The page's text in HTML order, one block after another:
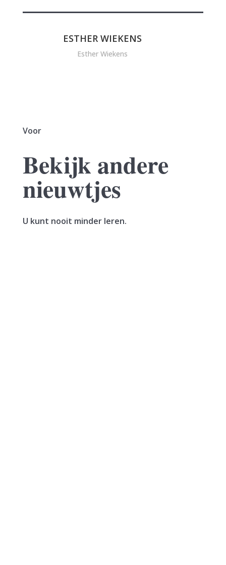
ESTHER WIEKENS
Esther Wiekens
Voor
Bekijk andere
nieuwtjes
U kunt nooit minder leren.